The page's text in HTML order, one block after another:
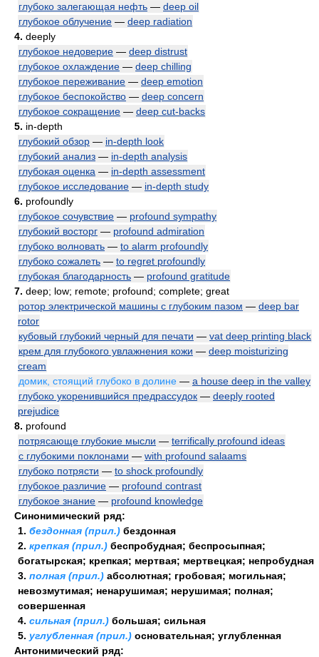
глубоко залегающая нефть — deep oil
глубокое облучение — deep radiation
4. deeply
глубокое недоверие — deep distrust
глубокое охлаждение — deep chilling
глубокое переживание — deep emotion
глубокое беспокойство — deep concern
глубокое сокращение — deep cut-backs
5. in-depth
глубокий обзор — in-depth look
глубокий анализ — in-depth analysis
глубокая оценка — in-depth assessment
глубокое исследование — in-depth study
6. profoundly
глубокое сочувствие — profound sympathy
глубокий восторг — profound admiration
глубоко волновать — to alarm profoundly
глубоко сожалеть — to regret profoundly
глубокая благодарность — profound gratitude
7. deep; low; remote; profound; complete; great
ротор электрической машины с глубоким пазом — deep bar
rotor
кубовый глубокий черный для печати — vat deep printing black
крем для глубокого увлажнения кожи — deep moisturizing
cream
домик, стоящий глубоко в долине — a house deep in the valley
глубоко укоренившийся предрассудок — deeply rooted
prejudice
8. profound
потрясающе глубокие мысли — terrifically profound ideas
с глубокими поклонами — with profound salaams
глубоко потрясти — to shock profoundly
глубокое различие — profound contrast
глубокое знание — profound knowledge
Синонимический ряд:
1. бездонная (прил.) бездонная
2. крепкая (прил.) беспробудная; беспросыпная;
богатырская; крепкая; мертвая; мертвецкая; непробудная
3. полная (прил.) абсолютная; гробовая; могильная;
невозмутимая; ненарушимая; нерушимая; полная;
совершенная
4. сильная (прил.) большая; сильная
5. углубленная (прил.) основательная; углубленная
Антонимический ряд: